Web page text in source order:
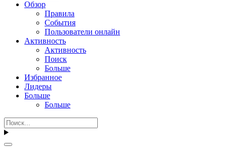
Обзор
Правила
События
Пользователи онлайн
Активность
Активность
Поиск
Больше
Избранное
Лидеры
Больше
Больше